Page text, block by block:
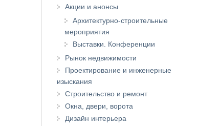
Акции и анонсы
Архитектурно-строительные
мероприятия
Выставки. Конференции
Рынок недвижимости
Проектирование и инженерные
изыскания
Строительство и ремонт
Окна, двери, ворота
Дизайн интерьера